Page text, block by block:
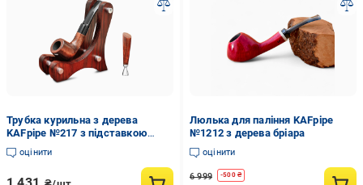
Трубка курильна з дерева
KAFpipe №217 з підставкою
KAF4 та тампером (31018791)
оцінити
Люлька для паління KAFpipe
№1212 з дерева бріара
оцінити
6 999 -500₴